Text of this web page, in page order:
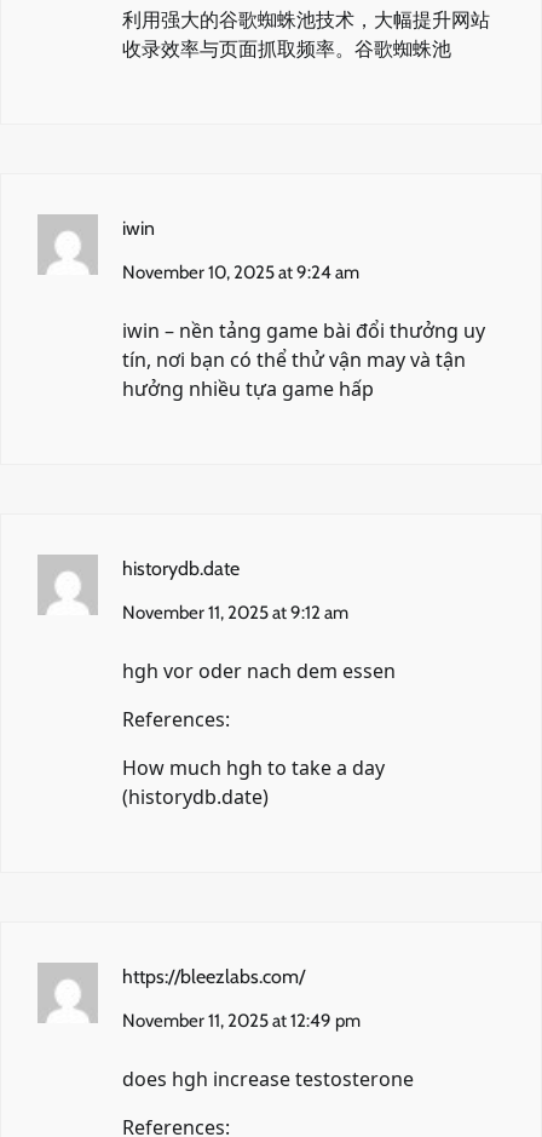
利用强大的谷歌蜘蛛池技术，大幅提升网站
收录效率与页面抓取频率。 谷歌蜘蛛池
iwin
November 10, 2025 at 9:24 am
iwin – nền tảng game bài đổi thưởng uy
tín, nơi bạn có thể thử vận may và tận
hưởng nhiều tựa game hấp
historydb.date
November 11, 2025 at 9:12 am
hgh vor oder nach dem essen
References:
How much hgh to take a day
(historydb.date)
https://bleezlabs.com/
November 11, 2025 at 12:49 pm
does hgh increase testosterone
References: